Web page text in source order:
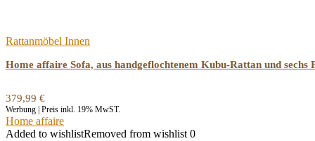
Rattanmöbel Innen
Home affaire Sofa, aus handgeflochtenem Kubu-Rattan und sechs
379,99 €
Werbung | Preis inkl. 19% MwST.
Home affaire
Added to wishlistRemoved from wishlist 0